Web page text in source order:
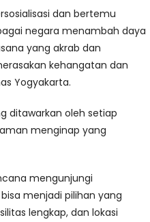
dan bertemu
negara menambah daya
yang akrab dan
kehangatan dan
Yogyakarta.
ditawarkan oleh setiap
menginap yang
mengunjungi
menjadi pilihan yang
lengkap, dan lokasi